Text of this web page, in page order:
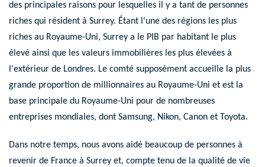
des principales raisons pour lesquelles il y a tant de personnes
riches qui résident à Surrey. Étant l'une des régions les plus
riches au Royaume-Uni, Surrey a le PIB par habitant le plus
élevé ainsi que les valeurs immobilières les plus élevées à
l'extérieur de Londres. Le comté supposément accueille la plus
grande proportion de millionnaires au Royaume-Uni et est la
base principale du Royaume-Uni pour de nombreuses
entreprises mondiales, dont Samsung, Nikon, Canon et Toyota.
Dans notre temps, nous avons aidé beaucoup de personnes à
revenir de France à Surrey et, compte tenu de la qualité de vie